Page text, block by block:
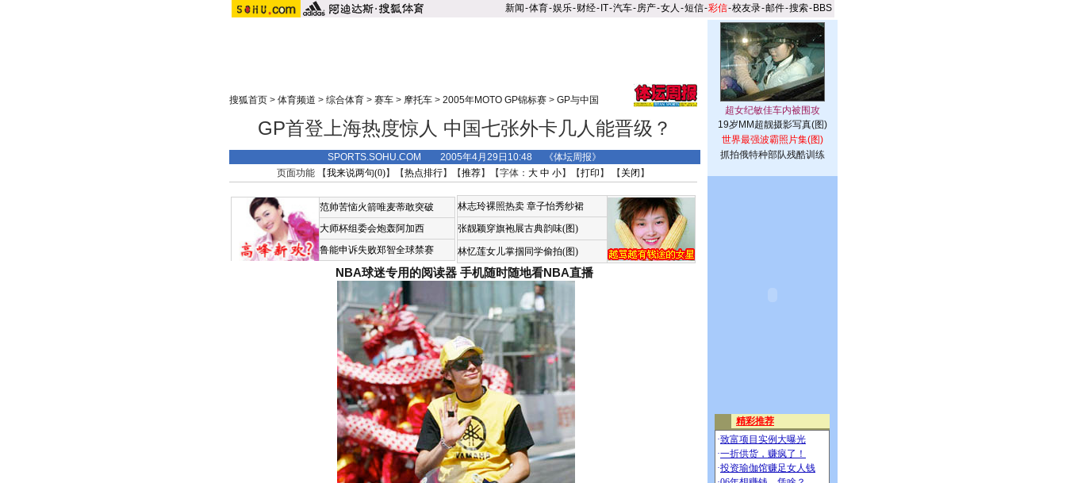
新闻-体育-娱乐-财经- IT-汽车-房产-女人 -短信-彩信-校友录-邮件-搜索- BBS
搜狐首页> 体育频道 > 综合体育> 赛车> 摩托车> 2005年MOTO GP锦标赛> GP与中国
GP首登上海热度惊人 中国七张外卡几人能晋级？
SPORTS.SOHU.COM 2005年4月29日10:48 《体坛周报》
页面功能 【我来说两句(0)】【热点排行】【推荐】【字体： 大 中 小】【打印 】 【 关闭 】
范帅苦恼火箭唯麦蒂敢突破
大师杯组委会炮轰阿加西
鲁能申诉失败郑智全球禁赛
林志玲裸照热卖 章子怡秀纱裙
张靓颖穿旗袍展古典韵味(图)
林忆莲女儿掌掴同学偷拍(图)
NBA球迷专用的阅读器 手机随时随地看NBA直播
19岁MM超靓摄影写真(图)
世界最强波霸照片集(图)
抓拍俄特种部队残酷训练